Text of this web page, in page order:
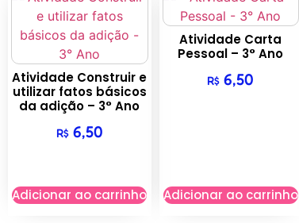
Atividade Construir e
utilizar fatos básicos
da adição – 3° Ano
R$6,50
Adicionar ao carrinho
Atividade Carta
Pessoal – 3° Ano
R$ 6,50
Adicionar ao carrinho